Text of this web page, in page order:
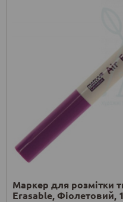
Маркер для розмітки
Erasable, Фіолетовий,